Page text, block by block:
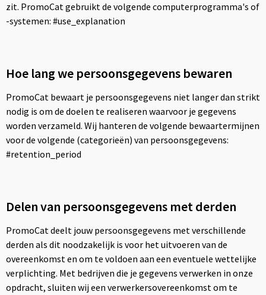
zit. PromoCat gebruikt de volgende computerprogramma's of
-systemen: #use_explanation
Hoe lang we persoonsgegevens bewaren
PromoCat bewaart je persoonsgegevens niet langer dan strikt
nodig is om de doelen te realiseren waarvoor je gegevens
worden verzameld. Wij hanteren de volgende bewaartermijnen
voor de volgende (categorieën) van persoonsgegevens:
#retention_period
Delen van persoonsgegevens met derden
PromoCat deelt jouw persoonsgegevens met verschillende
derden als dit noodzakelijk is voor het uitvoeren van de
overeenkomst en om te voldoen aan een eventuele wettelijke
verplichting. Met bedrijven die je gegevens verwerken in onze
opdracht, sluiten wij een verwerkersovereenkomst om te